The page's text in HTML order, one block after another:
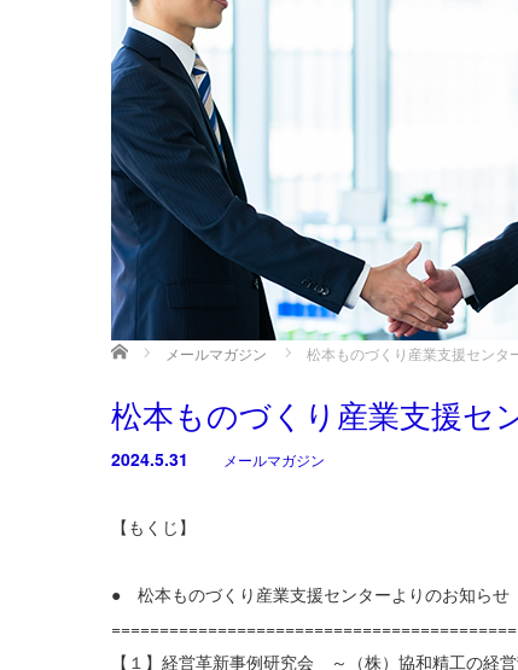
ホーム メールマガジン 松本ものづくり産業支援センタ
松本ものづくり産業支援セ
2024.5.31 メールマガジン
【もくじ】
● 松本ものづくり産業支援センターよりのお知らせ
【１】経営革新事例研究会 ～（株）協和精工の経